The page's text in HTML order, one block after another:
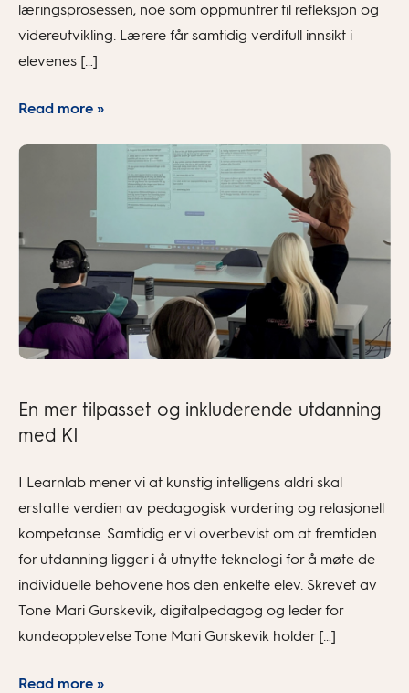
læringsprosessen, noe som oppmuntrer til refleksjon og
videreutvikling. Lærere får samtidig verdifull innsikt i
elevenes […]
Read more »
En mer tilpasset og inkluderende utdanning
med KI
I Learnlab mener vi at kunstig intelligens aldri skal
erstatte verdien av pedagogisk vurdering og relasjonell
kompetanse. Samtidig er vi overbevist om at fremtiden
for utdanning ligger i å utnytte teknologi for å møte de
individuelle behovene hos den enkelte elev. Skrevet av
Tone Mari Gurskevik, digitalpedagog og leder for
kundeopplevelse Tone Mari Gurskevik holder […]
Read more »